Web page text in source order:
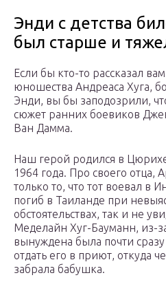
Энди с детства
был старше и
Если бы кто-то рассказал
юношества Андреаса Хуга,
Энди, вы бы заподозрили,
сюжет ранних боевиков
Ван Дамма.
Наш герой родился в
1964 года. Про своего отца,
только то, что тот воевал в
погиб в Таиланде при
обстоятельствах, так и не
Меделайн Хуг-Бауманн, из-
вынуждена была почти
отдать его в приют, откуда
забрала бабушка.